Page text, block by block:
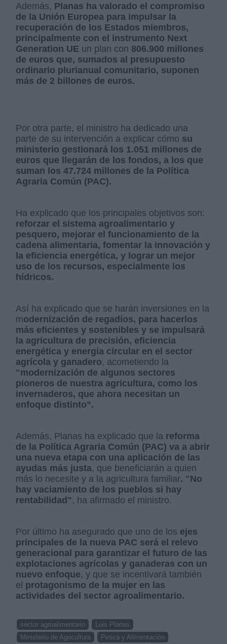
Además, Planas ha valorado el compromiso
de la Unión Europea para impulsar la
recuperación de los Estados miembros,
principalmente con el instrumento Next
Generation UE un plan con 806.900 millones
de euros que, sumados al presupuesto
ordinario plurianual comunitario, suponen
más de 2 billones de euros.
Por otra parte, el ministro ha dedicado una
parte de su intervención a explicar cómo su
ministerio gestionará los 1.051 millones de
euros que llegarán de los fondos, a los que
suman los 47.724 millones de la Política
Agraria Común (PAC).
Ha explicado que los principales objetivos son:
reforzar el sistema agroalimentario y
pesquero, mejorar el funcionamiento de la
cadena alimentaria, fomentar la innovación y
la eficiencia energética, y lograr un mejor
uso de los recursos, especialmente los
hídricos.
Así ha explicado que se harán inversiones en la
modernización de regadíos, para hacerlos
más eficientes y sostenibles y se impulsará
la agricultura de precisión, eficiencia
energética y energía circular en el sector
agrícola y ganadero, acometiendo la
"modernización de algunos sectores
pioneros de nuestra agricultura, como los
invernaderos, que ahora necesitan un
enfoque distinto”.
Además, Planas ha explicado que la reforma
de la Política Agraria Común (PAC) va a abrir
una nueva etapa con una aplicación de las
ayudas más justa, que beneficiarán a quien
más lo necesite y a la agricultura familiar. "No
hay vaciamiento de los pueblos si hay
rentabilidad" , ha afirmado el ministro.
Por último ha asegurado que uno de los ejes
principales de la nueva PAC será el relevo
generacional para garantizar el futuro de las
explotaciones agrícolas y ganaderas con un
nuevo enfoque, y que se incentivará también
el protagonismo de la mujer en las
actividades del sector agroalimentario.
sector agroalimentario
Luis Planas
Ministerio de Agricultura
Pesca y Alimentación